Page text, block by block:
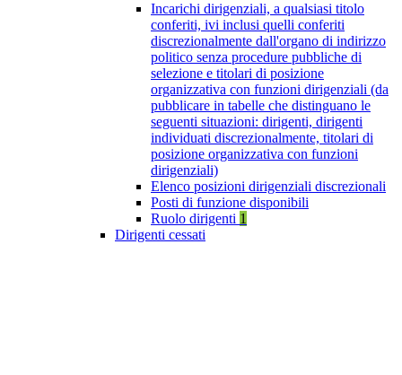
Incarichi dirigenziali, a qualsiasi titolo
conferiti, ivi inclusi quelli conferiti
discrezionalmente dall'organo di indirizzo
politico senza procedure pubbliche di
selezione e titolari di posizione
organizzativa con funzioni dirigenziali (da
pubblicare in tabelle che distinguano le
seguenti situazioni: dirigenti, dirigenti
individuati discrezionalmente, titolari di
posizione organizzativa con funzioni
dirigenziali)
Elenco posizioni dirigenziali discrezionali
Posti di funzione disponibili
Ruolo dirigenti 1
Dirigenti cessati